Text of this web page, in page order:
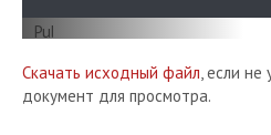
Скачать исходный файл, если не
документ для просмотра.